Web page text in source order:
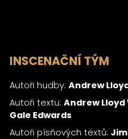
INSCENAČNÍ TÝM
Autoři hudby: Andrew
Autoři textu: Andrew Lloyd
Gale Edwards
Autoři písňových textů: